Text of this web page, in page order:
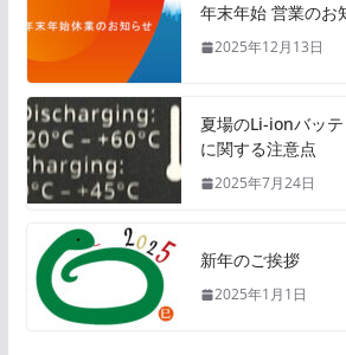
年末年始 営業のお
2025年12月13日
夏場のLi-ionバッ
に関する注意点
2025年7月24日
新年のご挨拶
2025年1月1日